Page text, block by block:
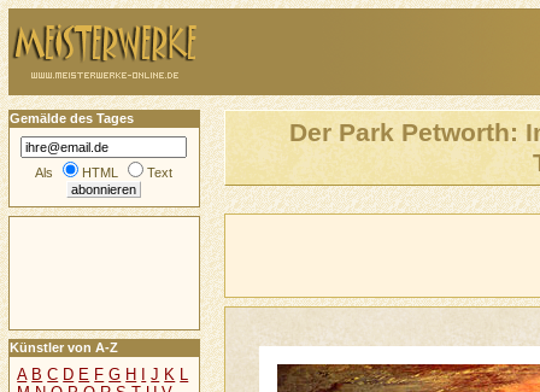
Der Park Petworth:
Gemälde des Tages
Als HTML Text
Künstler von A-Z
A B C D E F G H J K L